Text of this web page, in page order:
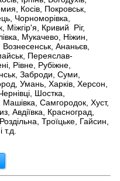
Косів, Покровськ,
Чорноморівка,
Міжгір'я, Кривий Ріг,
Мукачево, Ніжин,
Ананьєв,
Переяслав-
Рівне, Рубіжне,
Заброди, Суми,
Умань, Харків, Херсон,
Шостка,
Машівка, Самгородок, Хуст,
Авдіївка, Красноград,
Троїцьке, Гайсин,
т.д.